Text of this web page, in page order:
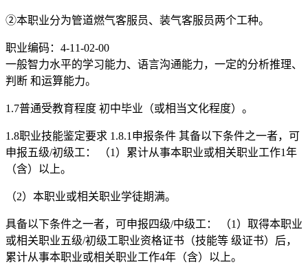
②本职业分为管道燃气客服员、装气客服员两个工种。
职业编码：4-11-02-00
一般智力水平的学习能力、语言沟通能力，一定的分析推理、
判断 和运算能力。
1.7普通受教育程度 初中毕业（或相当文化程度）。
1.8职业技能鉴定要求 1.8.1申报条件 其备以下条件之一者，可
申报五级/初级工： （1）累计从事本职业或相关职业工作1年
（含）以上。
（2）本职业或相关职业学徒期满。
具备以下条件之一者，可申报四级/中级工： （1）取得本职业
或相关职业五级/初级工职业资格证书（技能等 级证书）后，
累计从事本职业或相关职业工作4年（含）以上。